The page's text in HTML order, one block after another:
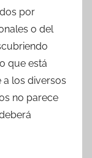
por
o del
que está
a los diversos
no parece